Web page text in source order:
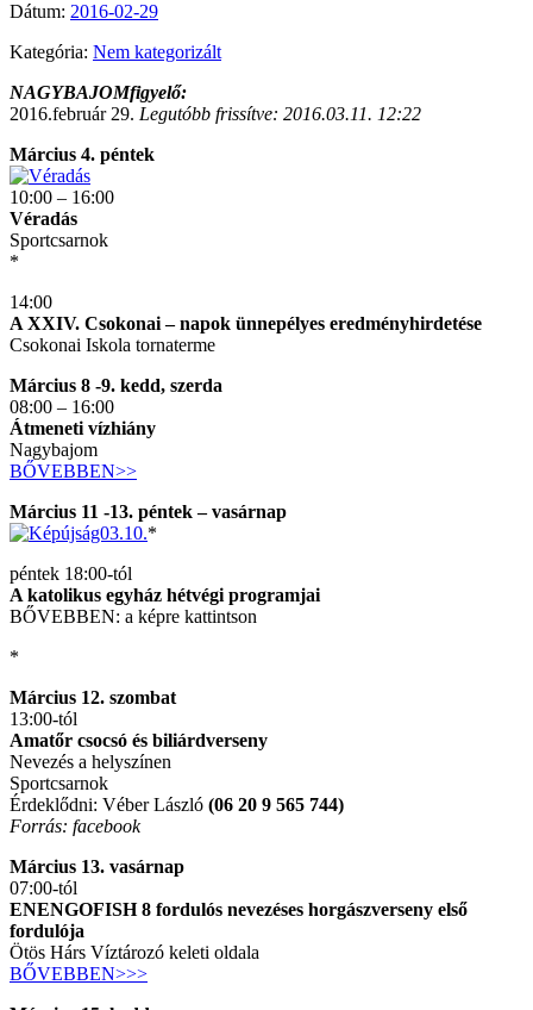
Dátum: 2016-02-29
Kategória: Nem kategorizált
NAGYBAJOMfigyelő:
2016.február 29. Legutóbb frissítve: 2016.03.11. 12:22
Március 4. péntek
10:00 – 16:00
Véradás
Sportcsarnok
*
14:00
A XXIV. Csokonai – napok ünnepélyes eredményhirdetése
Csokonai Iskola tornaterme
Március 8 -9. kedd, szerda
08:00 – 16:00
Átmeneti vízhiány
Nagybajom
BŐVEBBEN>>
Március 11 -13. péntek – vasárnap
*
péntek 18:00-tól
A katolikus egyház hétvégi programjai
BŐVEBBEN: a képre kattintson
*
Március 12. szombat
13:00-tól
Amatőr csocsó és biliárdverseny
Nevezés a helyszínen
Sportcsarnok
Érdeklődni: Véber László (06 20 9 565 744)
Forrás: facebook
Március 13. vasárnap
07:00-tól
ENENGOFISH 8 fordulós nevezéses horgászverseny első
fordulója
Ötös Hárs Víztározó keleti oldala
BŐVEBBEN>>>